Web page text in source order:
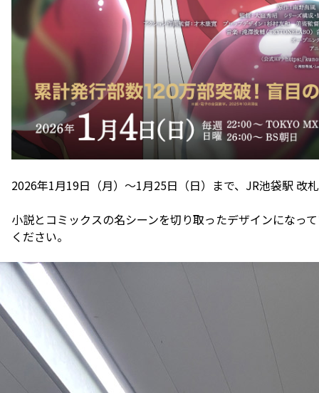
2026年1月19日（月）～1月25日（日）まで、JR池袋駅 改
小説とコミックスの名シーンを切り取ったデザインになっ
ください。